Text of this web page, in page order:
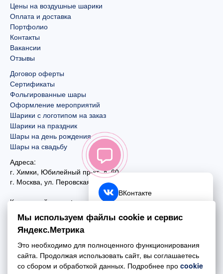
Цены на воздушные шарики
Оплата и доставка
Портфолио
Контакты
Вакансии
Отзывы
Договор оферты
Сертификаты
Фольгированные шары
Оформление мероприятий
Шарики с логотипом на заказ
Шарики на праздник
Шары на день рождения
Шары на свадьбу
Адреса:
г. Химки, Юбилейный пр-кт, д. 60
г. Москва, ул. Перовская, д. 59
Контактный номер:
+7 (495) 970-44-75
Почта:
mail@esta-fiesta.ru
Режим работы интернет-магазина:
ВКонтакте
Telegram
Обратный звонок
Мы используем файлы cookie и сервис
Яндекс.Метрика
Это необходимо для полноценного функционирования
сайта. Продолжая использовать сайт, вы соглашаетесь
со сбором и обработкой данных. Подробнее про cookie